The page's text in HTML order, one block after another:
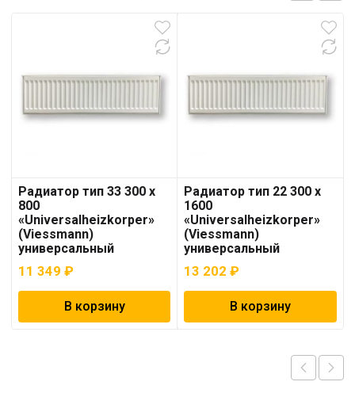
Радиатор тип 33 300 x
800
«Universalheizkorper»
(Viessmann)
универсальный
11 349 ₽
В корзину
Радиатор тип 22 300 x
1600
«Universalheizkorper»
(Viessmann)
универсальный
13 202₽
В корзину